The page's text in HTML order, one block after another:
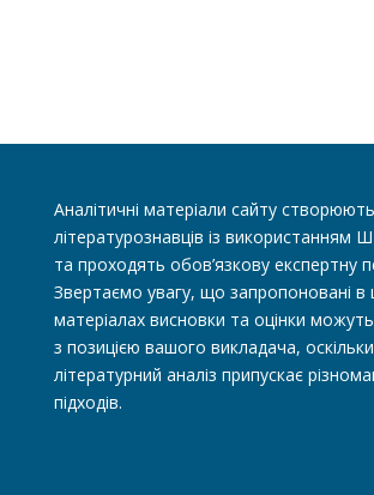
Аналітичні матеріали сайту
літературознавців із використанням
та проходять обов’язкову експертну
Звертаємо увагу, що запропоновані в
матеріалах висновки та оцінки можуть
з позицією вашого викладача, оскільки
літературний аналіз припускає
підходів.